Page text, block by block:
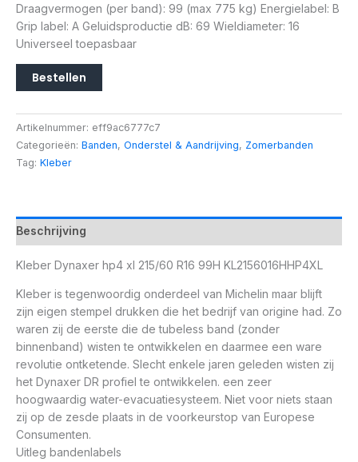
Draagvermogen (per band): 99 (max 775 kg) Energielabel: B
Grip label: A Geluidsproductie dB: 69 Wieldiameter: 16
Universeel toepasbaar
Bestellen
Artikelnummer: eff9ac6777c7
Categorieën: Banden, Onderstel & Aandrijving, Zomerbanden
Tag: Kleber
Beschrijving
Kleber Dynaxer hp4 xl 215/60 R16 99H KL2156016HHP4XL
Kleber is tegenwoordig onderdeel van Michelin maar blijft
zijn eigen stempel drukken die het bedrijf van origine had. Zo
waren zij de eerste die de tubeless band (zonder
binnenband) wisten te ontwikkelen en daarmee een ware
revolutie ontketende. Slecht enkele jaren geleden wisten zij
het Dynaxer DR profiel te ontwikkelen. een zeer
hoogwaardig water-evacuatiesysteem. Niet voor niets staan
zij op de zesde plaats in de voorkeurstop van Europese
Consumenten.
Uitleg bandenlabels